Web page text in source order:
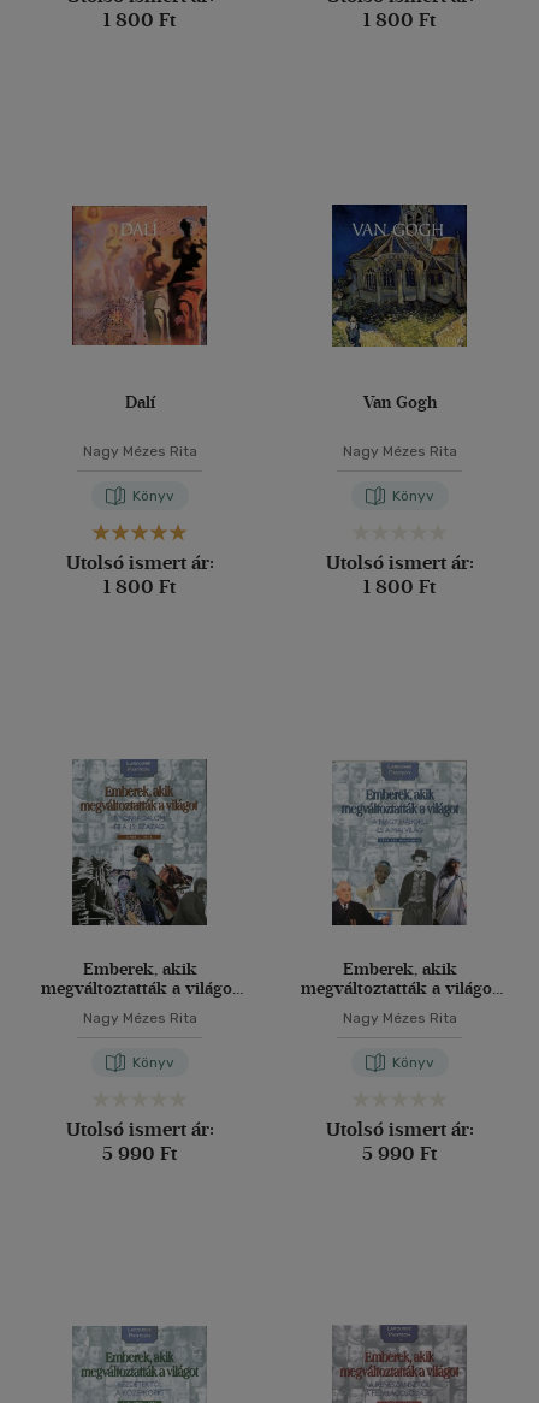
1 800 Ft
1 800 Ft
Dalí
Nagy Mézes Rita
Könyv
Utolsó ismert ár:
1 800 Ft
Van Gogh
Nagy Mézes Rita
Könyv
Utolsó ismert ár:
1 800 Ft
Emberek, akik
megváltoztatták a világot
Nagy Mézes Rita
Könyv
Utolsó ismert ár:
5 990 Ft
Emberek, akik
megváltoztatták a világot
Nagy Mézes Rita
Könyv
Utolsó ismert ár:
5 990 Ft